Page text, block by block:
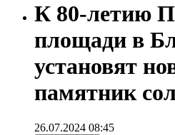
К 80-летию
площади в
установят
памятник
26.07.2024 08:45